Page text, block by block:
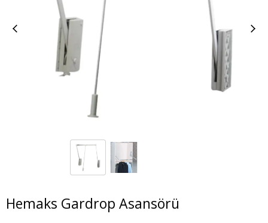
Hemaks Gardrop Asansörü